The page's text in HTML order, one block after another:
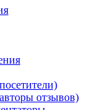
отзывов)